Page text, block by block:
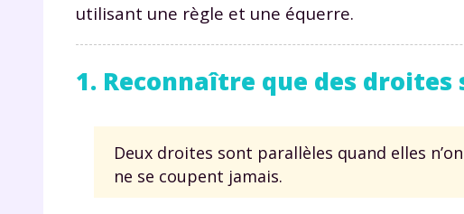
utilisant une règle et une équerre.
1. Reconnaître que des
Deux droites sont parallèles quand elles
ne se coupent jamais.